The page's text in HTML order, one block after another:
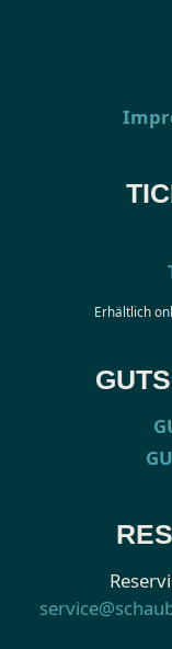
Erhältlich